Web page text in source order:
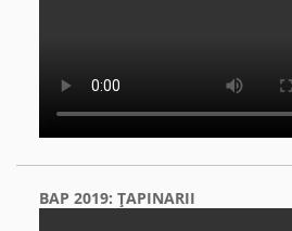
BAP 2019: ŢAPINARII